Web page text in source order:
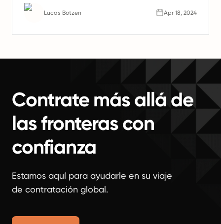
remotos son el futuro del trabajo.
Lucas Botzen Apr 18, 2024
Contrate más allá de
las fronteras con
confianza
Estamos aquí para ayudarle en su viaje
de contratación global.